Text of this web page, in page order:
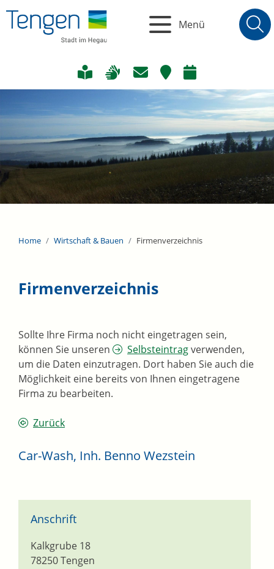
Menü
Home Wirtschaft & Bauen Firmenverzeichnis
Firmenverzeichnis
Sollte Ihre Firma noch nicht eingetragen sein,
können Sie unseren
Selbsteintragverwenden,
um die Daten einzutragen. Dort haben Sie auch die
Möglichkeit eine bereits von Ihnen eingetragene
Firma zu bearbeiten.
Zurück
Car-Wash, Inh. Benno Wezstein
Anschrift
Kalkgrube 18
78250Tengen